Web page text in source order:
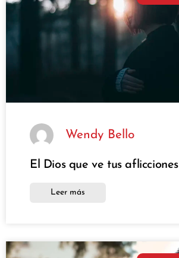
Wendy Bello
El Dios que ve tus aflicciones
Leer más